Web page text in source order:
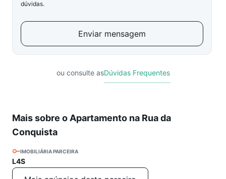
dúvidas.
Enviar mensagem
ou consulte asDúvidas Frequentes
Mais sobre o Apartamento na Rua da
Conquista
IMOBILIÁRIA PARCEIRA
L4S